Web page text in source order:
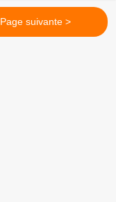
Page suivante >